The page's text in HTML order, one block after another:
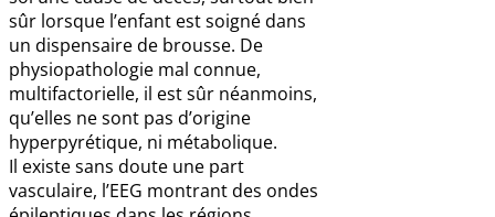
sûr lorsque l’enfant est soigné dans
un dispensaire de brousse. De
physiopathologie mal connue,
multifactorielle, il est sûr néanmoins,
qu’elles ne sont pas d’origine
hyperpyrétique, ni métabolique.
Il existe sans doute une part
vasculaire, l’EEG montrant des ondes